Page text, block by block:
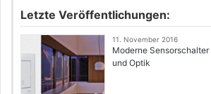
Letzte Veröffentlichungen:
11. November 2016
Moderne
und Optik